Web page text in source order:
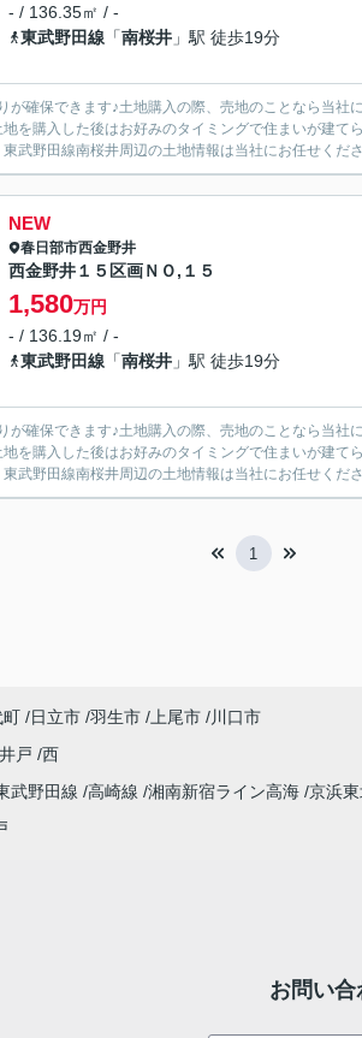
- / 136.35㎡ / -
東武野田線 「南桜井 」駅 徒歩19分
が確保できます♪土地購入の際、売地のことなら当社
を購入した後はお好みのタイミングで住まいが建
武野田線南桜井周辺の土地情報は当社にお任せくだ
NEW
春日部市西金野井
西金野井１５区画ＮＯ,１５
1,580万円
- / 136.19㎡ / -
東武野田線 「南桜井 」駅 徒歩19分
が確保できます♪土地購入の際、売地のことなら当社
を購入した後はお好みのタイミングで住まいが建
武野田線南桜井周辺の土地情報は当社にお任せくだ
1
町 日立市 羽生市 上尾市
川口市
戸 西
武野田線 高崎線 湘南新宿ライン高海 京浜
お問い合